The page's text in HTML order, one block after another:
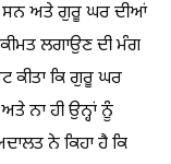
ਸਨ ਅਤੇ ਗੁਰੂ ਘਰ ਦੀਆਂ
ਲਗਾਉਣ ਦੀ ਮੰਗ
ਕੀਤਾ ਕਿ ਗੁਰੂ ਘਰ
ਨਾ ਹੀ ਉਨ੍ਹਾਂ ਨੂੰ
ਨੇ ਕਿਹਾ ਹੈ ਕਿ